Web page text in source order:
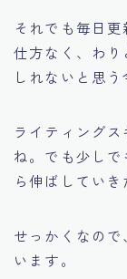
それでも毎日
仕方なく、わ
しれないと思う
ライティング
ね。でも少し
ら伸ばしてい
せっかくなの
います。